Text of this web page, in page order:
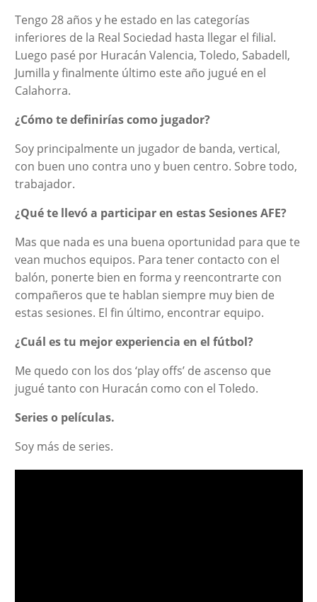
Tengo 28 años y he estado en las categorías
inferiores de la Real Sociedad hasta llegar el filial.
Luego pasé por Huracán Valencia, Toledo, Sabadell,
Jumilla y finalmente último este año jugué en el
Calahorra.
¿Cómo te definirías como jugador?
Soy principalmente un jugador de banda, vertical,
con buen uno contra uno y buen centro. Sobre todo,
trabajador.
¿Qué te llevó a participar en estas Sesiones AFE?
Mas que nada es una buena oportunidad para que te
vean muchos equipos. Para tener contacto con el
balón, ponerte bien en forma y reencontrarte con
compañeros que te hablan siempre muy bien de
estas sesiones. El fin último, encontrar equipo.
¿Cuál es tu mejor experiencia en el fútbol?
Me quedo con los dos ‘play offs’ de ascenso que
jugué tanto con Huracán como con el Toledo.
Series o películas.
Soy más de series.